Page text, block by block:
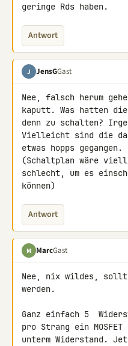
geringe Rds haben.
Antwort
J JensGGast
Nee, falsch herum
kaputt. Was hatten die
denn zu schalten?
Vielleicht sind die
etwas hopps gegangen.
(Schaltplan wäre
schlecht, um es
können)
Antwort
M MarcGast
Nee, nix wildes, sollte
werden.
Ganz einfach 5
pro Strang ein MOSFET
unterm Widerstand.